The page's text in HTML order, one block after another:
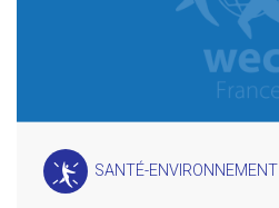
SANTÉ-ENVIRONNEMENT